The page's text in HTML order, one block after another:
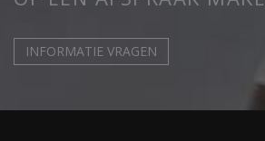
INFORMATIE VRAGEN